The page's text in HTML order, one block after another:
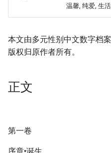
温馨, 纯爱, 生
本文由多元性别中文数字档
版权归原作者所有。
正文
第一卷